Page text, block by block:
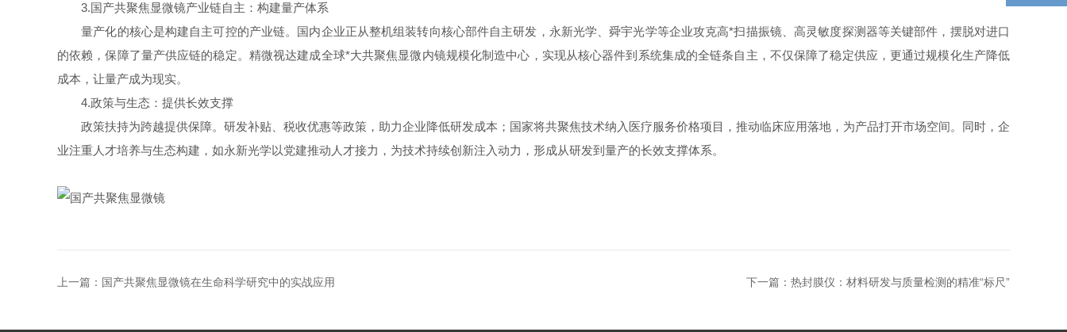
3.国产共聚焦显微镜产业链自主：构建量产体系
量产化的核心是构建自主可控的产业链。国内企业正从整机组装转向核心部件自主研发，永新光学、舜宇光学等企业攻克高*扫描振镜、高灵敏度探测器等关键部件，摆脱对进口
的依赖，保障了量产供应链的稳定。精微视达建成全球*大共聚焦显微内镜规模化制造中心，实现从核心器件到系统集成的全链条自主，不仅保障了稳定供应，更通过规模化生产降低
成本，让量产成为现实。
4.政策与生态：提供长效支撑
政策扶持为跨越提供保障。研发补贴、税收优惠等政策，助力企业降低研发成本；国家将共聚焦技术纳入医疗服务价格项目，推动临床应用落地，为产品打开市场空间。同时，企
业注重人才培养与生态构建，如永新光学以党建推动人才接力，为技术持续创新注入动力，形成从研发到量产的长效支撑体系。
上一篇： 国产共聚焦显微镜在生命科学研究中的实战应用 下一篇： 热封膜仪：材料研发与质量检测的精准“标尺”